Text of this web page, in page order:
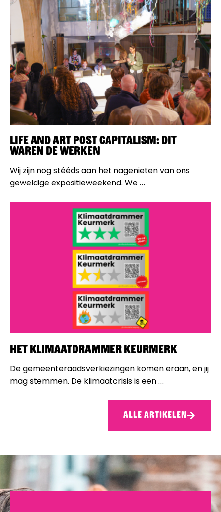
Life and Art Post Capitalism: dit
waren de werken
Wij zijn nog stééds aan het nagenieten van ons
geweldige expositieweekend. We
Het Klimaatdrammer Keurmerk
De gemeenteraadsverkiezingen komen eraan, en jij
mag stemmen. De klimaatcrisis is een
ALLE ARTIKELEN